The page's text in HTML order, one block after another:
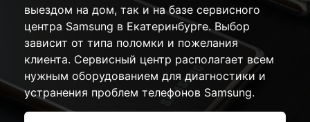
выездом на дом, так и на базе сервисного
центра Samsung в Екатеринбурге. Выбор
зависит от типа поломки и пожелания
клиента. Сервисный центр располагает всем
нужным оборудованием для диагностики и
устранения проблем телефонов Samsung.